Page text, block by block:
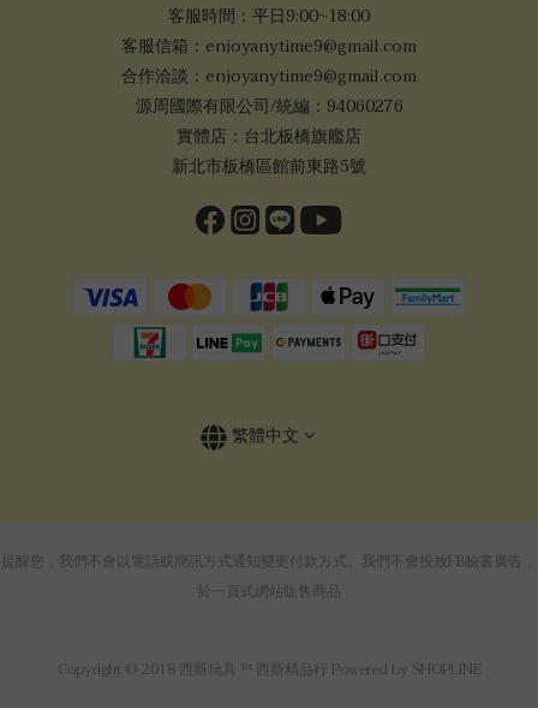
客服時間：平日9:00~18:00
客服信箱：enjoyanytime9@gmail.com
合作洽談：enjoyanytime9@gmail.com
源周國際有限公司/統編：94060276
實體店：台北板橋旗艦店
新北市板橋區館前東路5號
繁體中文
提醒您，我們不會以電話或簡訊方式通知變更付款方式。我們不會投放FB臉書廣告，
於一頁式網站販售商品
Copyright © 2018 西斯玩具 ™ 西斯精品行 Powered by SHOPLINE